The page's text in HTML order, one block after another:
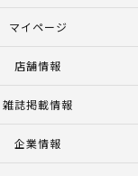
マイページ
店舗情報
雑誌掲載情報
企業情報